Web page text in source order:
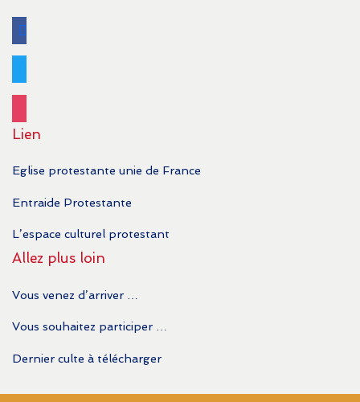
facebook
Lien
Eglise protestante unie de France
Entraide Protestante
L’espace culturel protestant
Allez plus loin
Vous venez d’arriver …
Vous souhaitez participer …
Dernier culte à télécharger